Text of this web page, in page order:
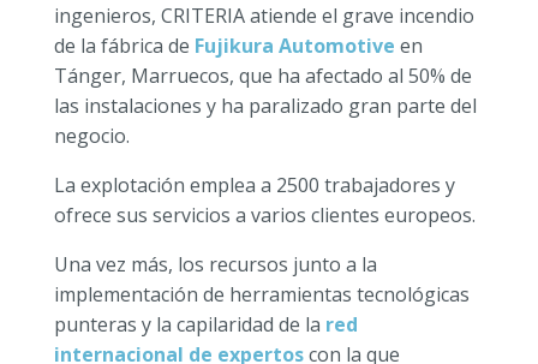
ingenieros, CRITERIA atiende el grave incendio
de la fábrica de Fujikura Automotive en
Tánger, Marruecos, que ha afectado al 50% de
las instalaciones y ha paralizado gran parte del
negocio.
La explotación emplea a 2500 trabajadores y
ofrece sus servicios a varios clientes europeos.
Una vez más, los recursos junto a la
implementación de herramientas tecnológicas
punteras y la capilaridad de la red
internacional de expertoscon la que